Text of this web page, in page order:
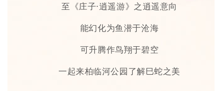
至《庄子·逍遥游》之逍遥意向
能幻化为鱼潜于沧海
可升腾作鸟翔于碧空
一起来柏临河公园了解巳蛇之美